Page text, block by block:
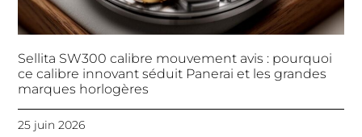
Sellita SW300 calibre mouvement avis : pourquoi
ce calibre innovant séduit Panerai et les grandes
marques horlogères
25 juin 2026